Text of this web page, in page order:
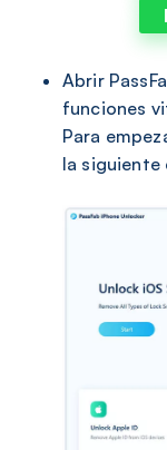
Abrir
funciones
Para
la siguiente